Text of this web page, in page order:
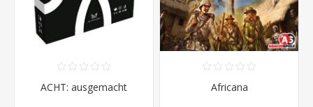
ACHT: ausgemacht Africana